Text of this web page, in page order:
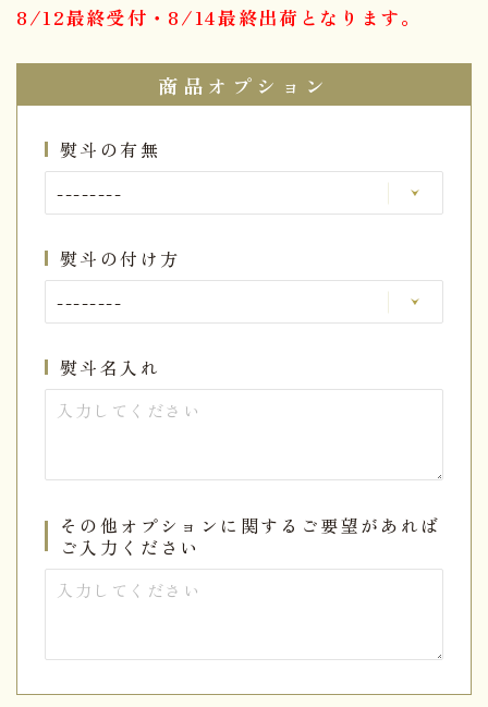
8/12最終受付・8/14最終出荷となります。
商品オプション
熨斗の有無
熨斗の付け方
熨斗名入れ
その他オプションに関するご要望があれば
ご入力ください